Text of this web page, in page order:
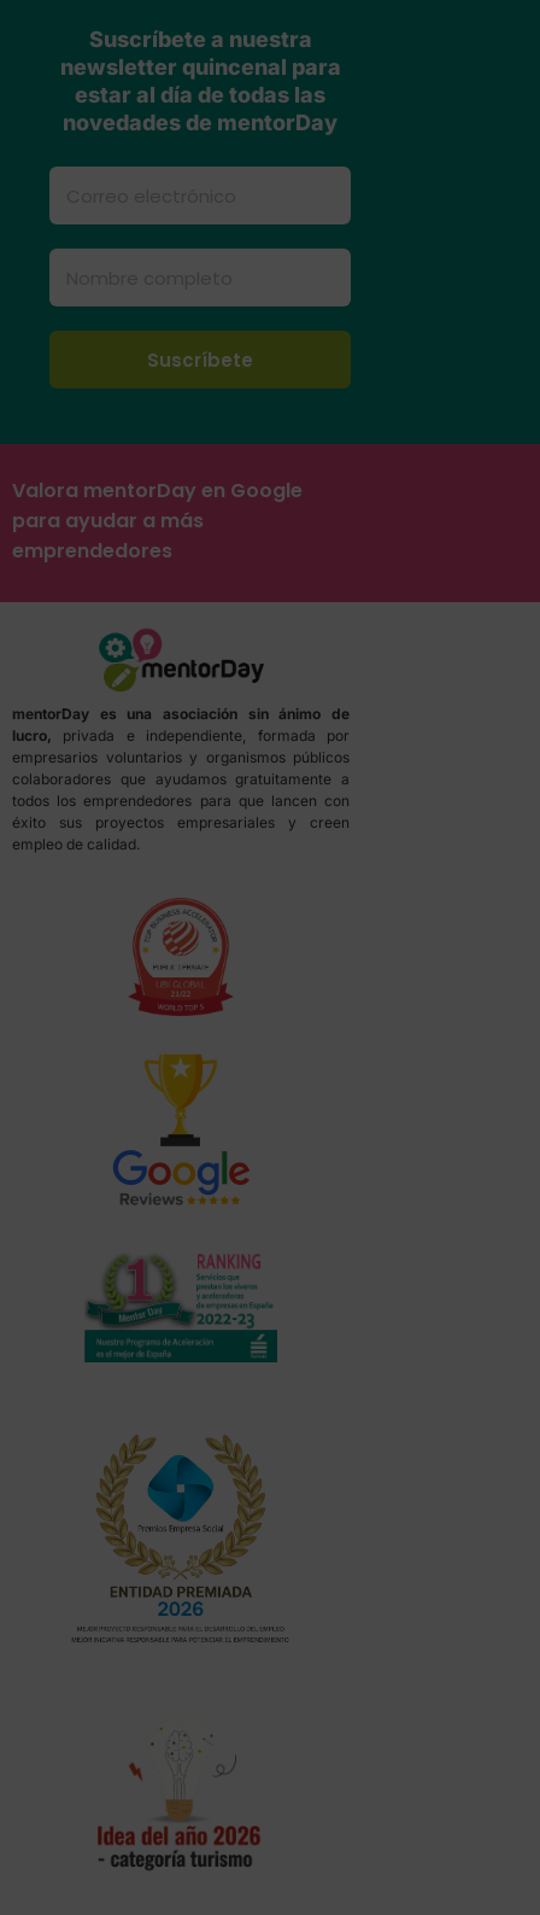
Suscríbete a nuestra
newsletter quincenal para
estar al día de todas las
novedades de mentorDay
Valora mentorDay en Google
para ayudar a más
emprendedores
mentorDay es una asociación sin ánimo de
lucro, privada e independiente, formada por
empresarios voluntarios y organismos públicos
colaboradores que ayudamos gratuitamente a
todos los emprendedores para que lancen con
éxito sus proyectos empresariales y creen
empleo de calidad.